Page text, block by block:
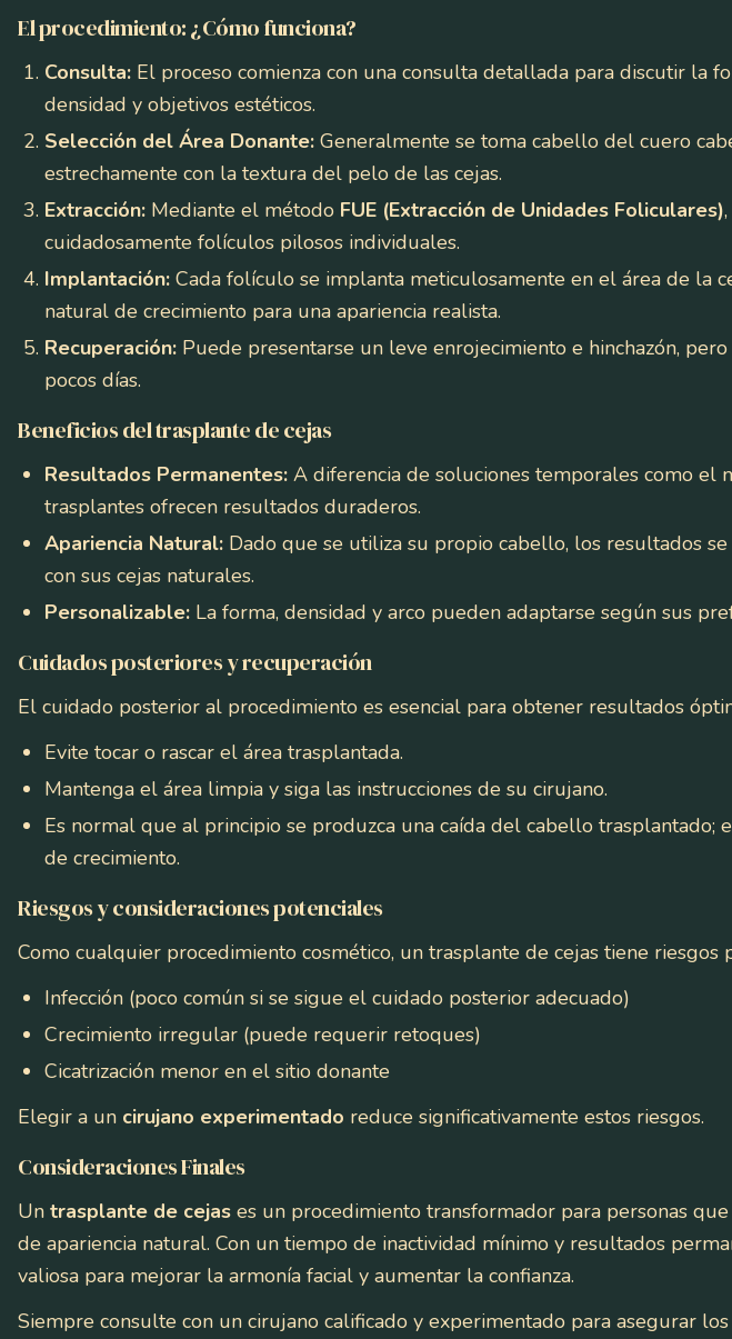
El procedimiento: ¿Cómo funciona?
Consulta: El proceso comienza con una consulta detallada para discutir la
densidad y objetivos estéticos.
Selección del Área Donante: Generalmente se toma cabello del cuero
estrechamente con la textura del pelo de las cejas.
Extracción: Mediante el método FUE (Extracción de Unidades Foliculares)
cuidadosamente folículos pilosos individuales.
Implantación: Cada folículo se implanta meticulosamente en el área de la
natural de crecimiento para una apariencia realista.
Recuperación: Puede presentarse un leve enrojecimiento e hinchazón,
pocos días.
Beneficios del trasplante de cejas
Resultados Permanentes: A diferencia de soluciones temporales como el
trasplantes ofrecen resultados duraderos.
Apariencia Natural: Dado que se utiliza su propio cabello, los resultados
con sus cejas naturales.
Personalizable: La forma, densidad y arco pueden adaptarse según sus
Cuidados posteriores y recuperación
El cuidado posterior al procedimiento es esencial para obtener resultados
Evite tocar o rascar el área trasplantada.
Mantenga el área limpia y siga las instrucciones de su cirujano.
Es normal que al principio se produzca una caída del cabello trasplantado;
de crecimiento.
Riesgos y consideraciones potenciales
Como cualquier procedimiento cosmético, un trasplante de cejas tiene riesgos
Infección (poco común si se sigue el cuidado posterior adecuado)
Crecimiento irregular (puede requerir retoques)
Cicatrización menor en el sitio donante
Elegir a un cirujano experimentado reduce significativamente estos riesgos.
Consideraciones Finales
Un trasplante de cejas es un procedimiento transformador para personas
de apariencia natural. Con un tiempo de inactividad mínimo y resultados
valiosa para mejorar la armonía facial y aumentar la confianza.
Siempre consulte con un cirujano calificado y experimentado para asegurar